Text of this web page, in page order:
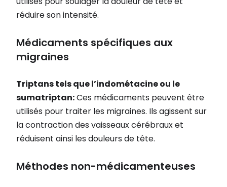
réduire son intensité.
Médicaments spécifiques aux
migraines
Triptans tels que l’indométacine ou le
sumatriptan:Ces médicaments peuvent être
utilisés pour traiter les migraines. Ils agissent sur
la contraction des vaisseaux cérébraux et
réduisent ainsi les douleurs de tête.
Méthodes non-médicamenteuses